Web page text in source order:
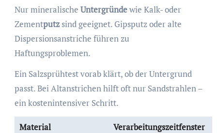
Nur mineralische Untergründewie Kalk- oder
Zementputzsind geeignet. Gipsputz oder alte
Dispersionsanstriche führen zu
Haftungsproblemen.
Ein Salzsprühtest vorab klärt, ob der Untergrund
passt. Bei Altanstrichen hilft oft nur Sandstrahlen –
ein kostenintensiver Schritt.
Material Verarbeitungszeitfenster